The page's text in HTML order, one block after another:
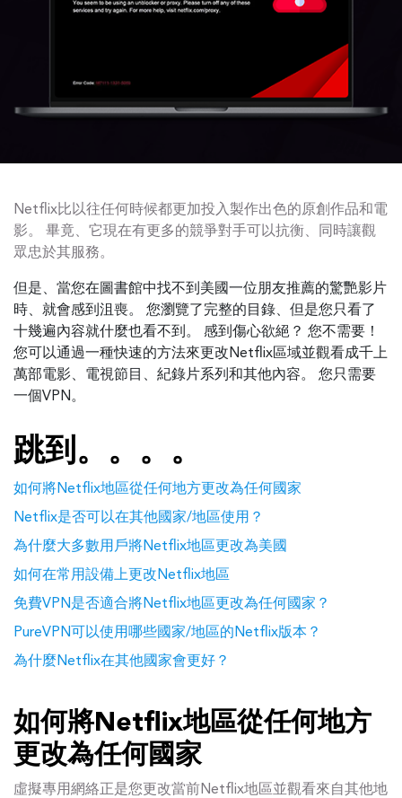
Netflix比以往任何時候都更加投入製作出色的原創作品和電
影。 畢竟、它現在有更多的競爭對手可以抗衡、同時讓觀
眾忠於其服務。
但是、當您在圖書館中找不到美國一位朋友推薦的驚艷影片
時、就會感到沮喪。 您瀏覽了完整的目錄、但是您只看了
十幾遍內容就什麼也看不到。 感到傷心欲絕？ 您不需要！
您可以通過一種快速的方法來更改Netflix區域並觀看成千上
萬部電影、電視節目、紀錄片系列和其他內容。 您只需要
一個VPN。
跳到。。。。
如何將Netflix地區從任何地方更改為任何國家
Netflix是否可以在其他國家/地區使用？
為什麼大多數用戶將Netflix地區更改為美國
如何在常用設備上更改Netflix地區
免費VPN是否適合將Netflix地區更改為任何國家？
PureVPN可以使用哪些國家/地區的Netflix版本？
為什麼Netflix在其他國家會更好？
如何將Netflix地區從任何地方
更改為任何國家
虛擬專用網絡正是您更改當前Netflix地區並觀看來自其他地